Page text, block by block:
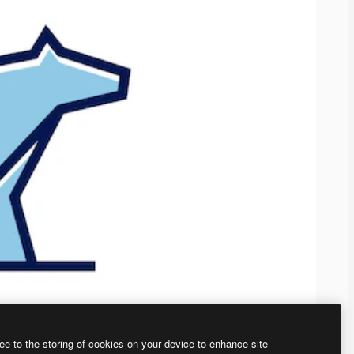
to the storing of cookies on your device to enhance site